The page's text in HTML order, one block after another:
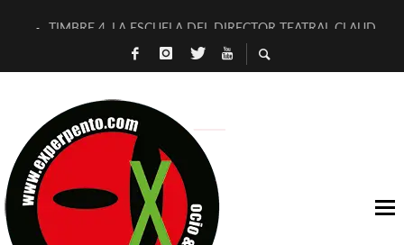
TIMBRE 4, LA ESCUELA DEL DIRECTOR TEATRAL CLAUDIO
30 AÑOS (NO ES NADA) DE LA KATARSIS DEL TOMATAZO
D’BALDOMEROS REINVENTAN [BITÁCORA 3.0] EN EXVITA
MARSHALL FLASH PRESENTA EN EXVITA [RELATIVA
JOFRE BARDAGÍ EN EXVITA INTERPRETANDO A SERRAT
YORCH PRESENTA [CURSO DE ARMONÍA PERSECUTORIA]